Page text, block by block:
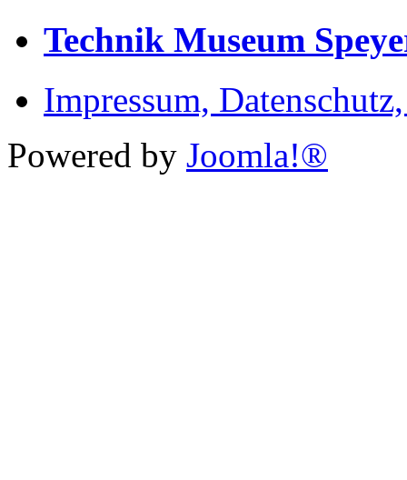
Technik Museum
Impressum,
Powered by Joomla!®